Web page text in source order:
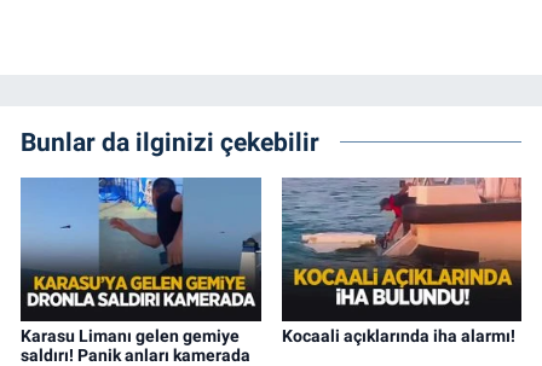
Bunlar da ilginizi çekebilir
Karasu Limanı gelen gemiye
saldırı! Panik anları kamerada
Kocaali açıklarında iha alarmı!